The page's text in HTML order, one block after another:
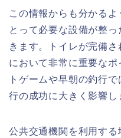
この情報からも分かる
とって必要な設備が整
きます。トイレが完備
において非常に重要な
トゲームや早朝の釣行
行の成功に大きく影響し
公共交通機関を利用す